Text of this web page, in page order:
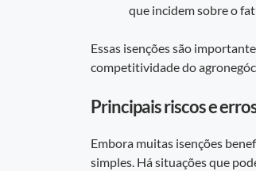
que incidem sobre o
Essas isenções são
competitividade do
Principais riscos e
Embora muitas isenções
simples. Há situações que